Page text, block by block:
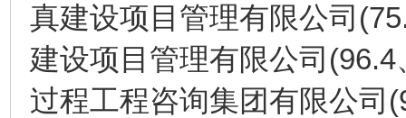
真建设项目管理有限公司
建设项目管理有限公司 (96.4
过程工程咨询集团有限公司